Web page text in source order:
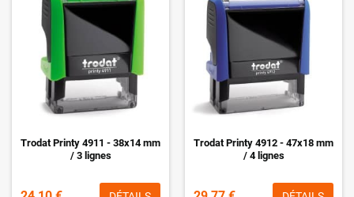
Trodat Printy 4911 - 38x14 mm
/ 3 lignes
Trodat Printy 4912 - 47x18 mm
/ 4 lignes